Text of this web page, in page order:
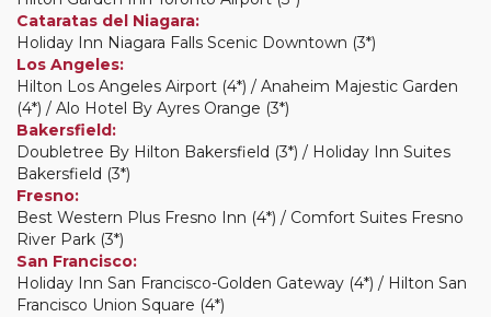
Cataratas del Niagara:
Holiday Inn Niagara Falls Scenic Downtown (3*)
Los Angeles:
Hilton Los Angeles Airport (4*) / Anaheim Majestic Garden
(4*) / Alo Hotel By Ayres Orange (3*)
Bakersfield:
Doubletree By Hilton Bakersfield (3*) / Holiday Inn Suites
Bakersfield (3*)
Fresno:
Best Western Plus Fresno Inn (4*) / Comfort Suites Fresno
River Park (3*)
San Francisco:
Holiday Inn San Francisco-Golden Gateway (4*) / Hilton San
Francisco Union Square (4*)